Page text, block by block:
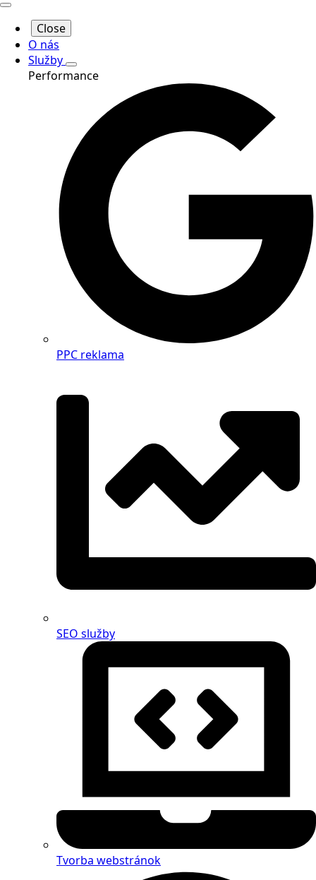
Close
O nás
Služby
Performance
PPC reklama
SEO služby
Tvorba webstránok